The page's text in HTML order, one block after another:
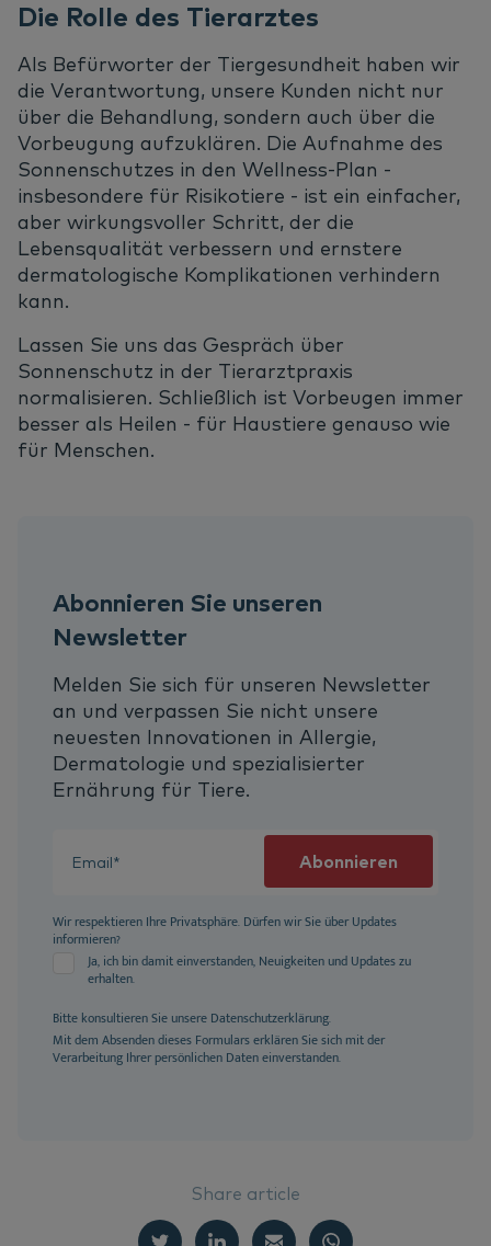
Die Rolle des Tierarztes
Als Befürworter der Tiergesundheit haben wir
die Verantwortung, unsere Kunden nicht nur
über die Behandlung, sondern auch über die
Vorbeugung aufzuklären. Die Aufnahme des
Sonnenschutzes in den Wellness-Plan -
insbesondere für Risikotiere - ist ein einfacher,
aber wirkungsvoller Schritt, der die
Lebensqualität verbessern und ernstere
dermatologische Komplikationen verhindern
kann.
Lassen Sie uns das Gespräch über
Sonnenschutz in der Tierarztpraxis
normalisieren. Schließlich ist Vorbeugen immer
besser als Heilen - für Haustiere genauso wie
für Menschen.
Abonnieren Sie unseren
Newsletter
Melden Sie sich für unseren Newsletter
an und verpassen Sie nicht unsere
neuesten Innovationen in Allergie,
Dermatologie und spezialisierter
Ernährung für Tiere.
Wir respektieren Ihre Privatsphäre. Dürfen wir Sie über Updates
informieren?
Ja, ich bin damit einverstanden, Neuigkeiten und Updates zu
erhalten.
Bitte konsultieren Sie unsere Datenschutzerklärung.
Mit dem Absenden dieses Formulars erklären Sie sich mit der
Verarbeitung Ihrer persönlichen Daten einverstanden.
Share article